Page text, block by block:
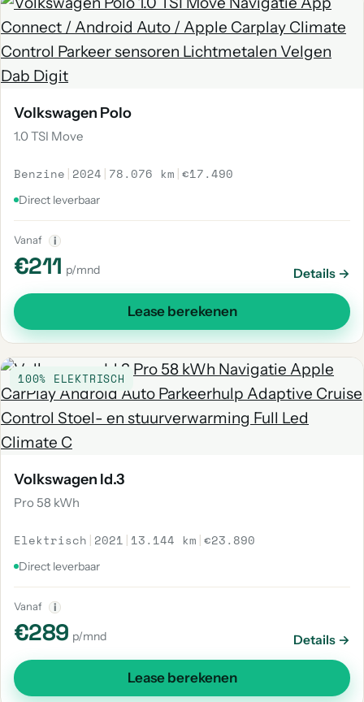
Volkswagen Polo
1.0 TSI Move
Benzine | 2024 | 78.076 km |€17.490
Direct leverbaar
Vanaf i
€211 p/mnd Details →
Lease berekenen
100% ELEKTRISCH
Volkswagen Id.3
Pro 58 kWh
Elektrisch | 2021 | 13.144 km |€23.890
Direct leverbaar
Vanaf i
€289 p/mnd Details →
Lease berekenen